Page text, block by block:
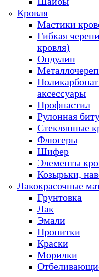
Кровля
Мастики
Гибкая
кровля)
Ондулин
аксессуары
Профнастил
Рулонная
Стеклянные
Флюгеры
Шифер
Элементы
Козырьки,
Лакокрасочные
Грунтовка
Лак
Эмали
Пропитки
Краски
Морилки